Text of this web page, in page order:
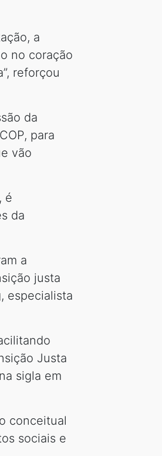
a
no coração
reforçou
da
para
vão
é
da
a
justa
especialista
Justa
sigla em
conceitual
sociais e